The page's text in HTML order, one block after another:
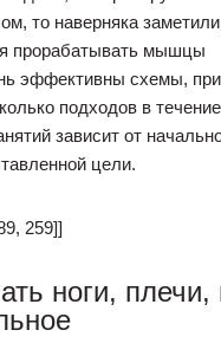
то наверняка
прорабатывать мышцы
эффективны схемы,
подходов в
зависит от
цели.
259]]
ноги, плечи,